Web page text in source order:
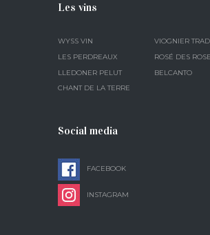
Les vins
WYSS VIN
VIOGNIER
LES PERDREAUX
ROSÉ DES
LLEDONER PELUT
BELCANTO
CHANT DE LA TERRE
Social media
FACEBOOK
INSTAGRAM